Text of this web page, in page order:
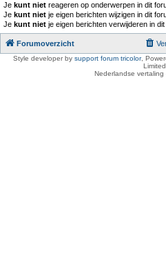
Je kunt niet reageren op onderwerpen in dit
Je kunt niet je eigen berichten wijzigen in dit
Je kunt niet je eigen berichten verwijderen in
Forumoverzicht
Style developer by support forum tricolor,
Limited
Nederlandse vertaling